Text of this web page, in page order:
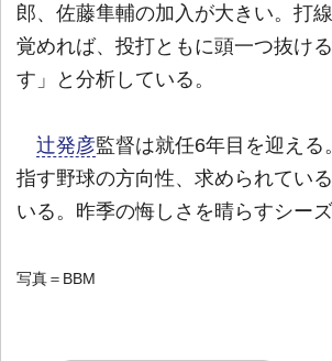
郎、佐藤隼輔の加入が大きい。打
覚めれば、投打ともに頭一つ抜け
す」と分析している。
辻発彦監督は就任6年目を迎える
指す野球の方向性、求められてい
いる。昨季の悔しさを晴らすシーズ
写真＝BBM